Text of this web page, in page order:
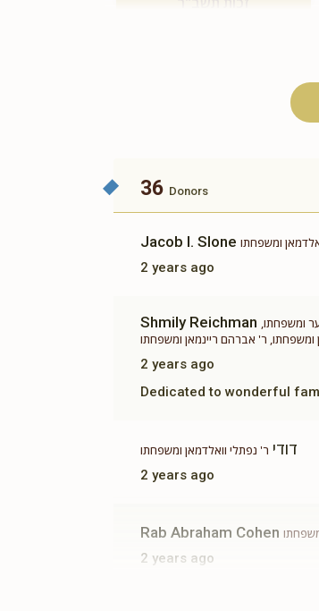
36 Donors
Jacob I. Slone ומשפחתו
2 years ago
Shmily Reichman ומשפחתו,
ר' אברהם ריינמאן ומשפחתו
2 years ago
Dedicated to wonderful
דודי ר' נפתלי וואלדמאן ומשפחתו
2 years ago
Rab Abraham Cohen
2 years ago